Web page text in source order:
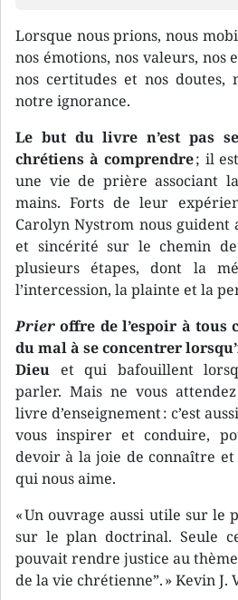
Lorsque nous prions, nous
nos émotions, nos valeurs, nos
nos certitudes et nos doutes,
notre ignorance.
Le but du livre n’est pas
chrétiens à comprendre; il
une vie de prière associant
mains. Forts de leur
Carolyn Nystrom nous guident
et sincérité sur le chemin
plusieurs étapes, dont la
l’intercession, la plainte et la
Prier offre de l’espoir à tous
du mal à se concentrer
Dieu et qui bafouillent
parler. Mais ne vous
livre d’enseignement : c’est
vous inspirer et conduire,
devoir à la joie de connaître
qui nous aime.
« Un ouvrage aussi utile sur le
sur le plan doctrinal. Seule
pouvait rendre justice au
de la vie chrétienne”. » Kevin J.